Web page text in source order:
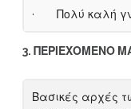
· Πολύ καλή
3. ΠΕΡΙΕΧΟΜΕΝΟ
Βασικές αρχές